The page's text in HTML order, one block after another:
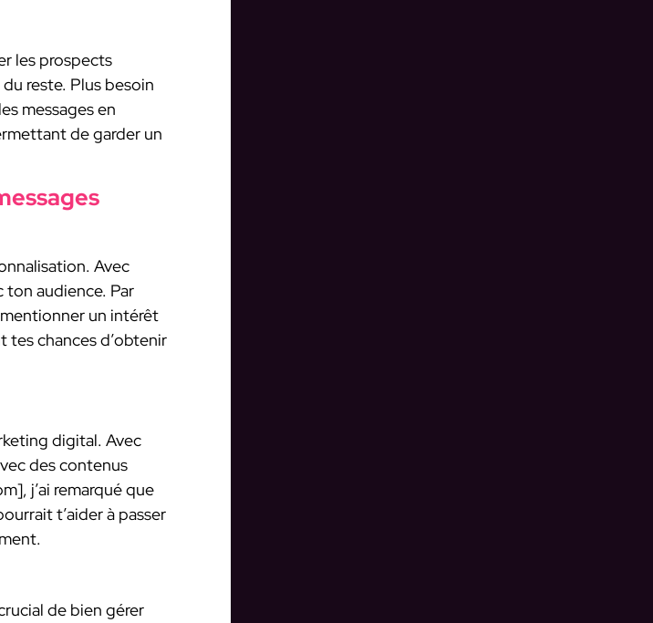
les prospects
du reste. Plus besoin
messages en
de garder un
Avec
ton audience. Par
un intérêt
chances d’obtenir
digital. Avec
des contenus
j’ai remarqué que
t’aider à passer
de bien gérer